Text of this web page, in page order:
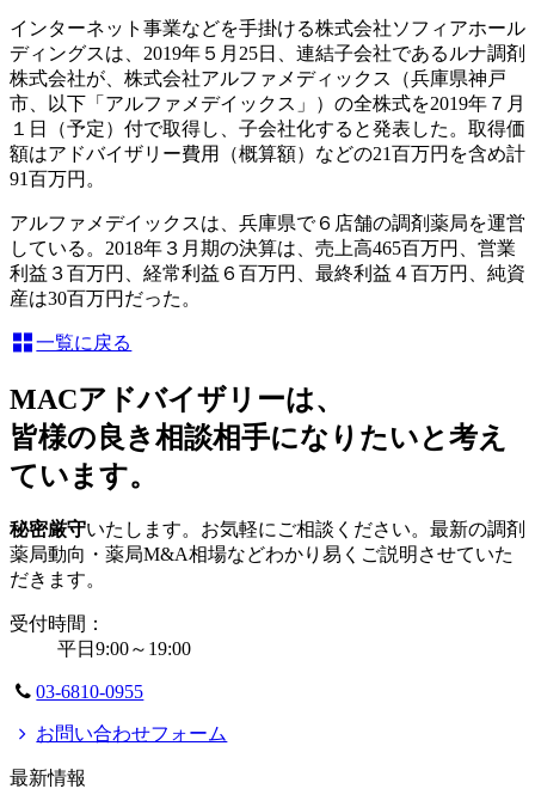
インターネット事業などを手掛ける株式会社ソフィアホール
ディングスは、2019年５月25日、連結子会社であるルナ調剤
株式会社が、株式会社アルファメディックス（兵庫県神戸
市、以下「アルファメデイックス」）の全株式を2019年７月
１日（予定）付で取得し、子会社化すると発表した。取得価
額はアドバイザリー費用（概算額）などの21百万円を含め計
91百万円。
アルファメデイックスは、兵庫県で６店舗の調剤薬局を運営
している。2018年３月期の決算は、売上高465百万円、営業
利益３百万円、経常利益６百万円、最終利益４百万円、純資
産は30百万円だった。
一覧に戻る
MACアドバイザリーは、
皆様の良き相談相手になりたいと考え
ています。
秘密厳守いたします。お気軽にご相談ください。最新の調剤
薬局動向・薬局M&A相場などわかり易くご説明させていた
だきます。
受付時間：
平日9:00～19:00
03-6810-0955
お問い合わせフォーム
最新情報